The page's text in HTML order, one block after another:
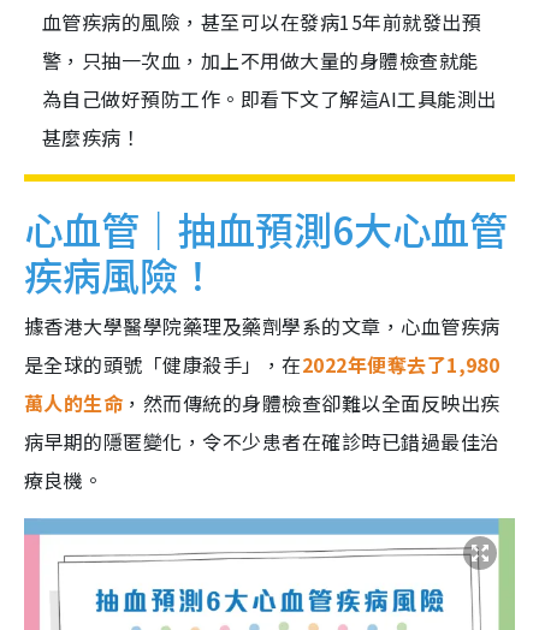
血管疾病的風險，甚至可以在發病15年前就發出預
警，只抽一次血，加上不用做大量的身體檢查就能
為自己做好預防工作。即看下文了解這AI工具能測出
甚麼疾病！
心血管｜抽血預測6大心血管
疾病風險！
據香港大學醫學院藥理及藥劑學系的文章，心血管疾病
是全球的頭號「健康殺手」，在2022年便奪去了1,980
萬人的生命 ，然而傳統的身體檢查卻難以全面反映出疾
病早期的隱匿變化，令不少患者在確診時已錯過最佳治
療良機。